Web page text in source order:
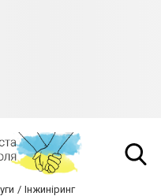
Інжиніринг